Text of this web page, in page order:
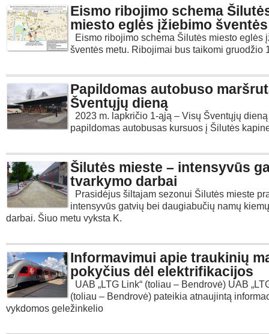
Eismo ribojimo schema
miesto eglės įžiebimo
Eismo ribojimo schema Šilutės miesto eglės
šventės metu. Ribojimai bus taikomi
Papildomas autobuso
Šventųjų dieną
2023 m. lapkričio 1-ąją – Visų Šventųjų
papildomas autobusas kursuos į Šilutės
Šilutės mieste – intensyvūs
tvarkymo darbai
Prasidėjus šiltajam sezonui Šilutės mieste
intensyvūs gatvių bei daugiabučių namų
darbai. Šiuo metu vyksta K.
Informavimui apie traukinių
pokyčius dėl elektrifikacijos
UAB „LTG Link“ (toliau – Bendrovė) UAB
(toliau – Bendrovė) pateikia atnaujintą
vykdomos geležinkelio